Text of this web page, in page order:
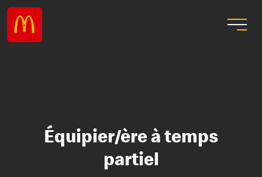
Équipier/ère à temps
partiel